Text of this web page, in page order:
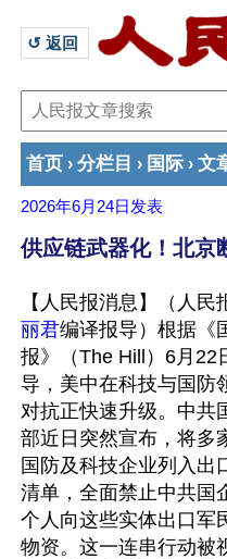
↺ 返回
首页 › 分栏目 › 国际 › 文
2026年6月24日 发表
供应链武器化！北京
【人民报消息】（人民
丽君编译报导）根据《
报》（The Hill）6月22
导，美中在科技与国防
对抗正快速升级。中共
部近日突然宣布，将多
国防及科技企业列入出
清单，全面禁止中共国
个人向这些实体出口军
物资。这一连串行动被